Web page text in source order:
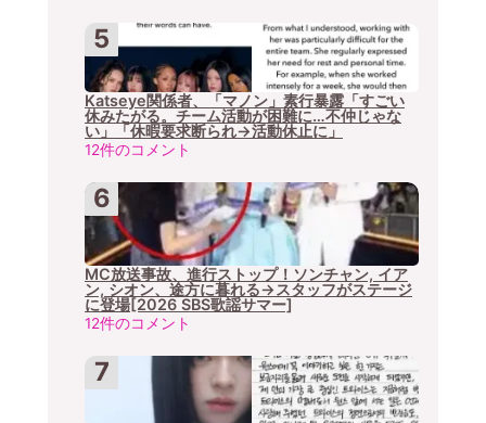
Katseye関係者、「マノン」素行暴露「すごい
休みたがる。チーム活動が困難に…不仲じゃな
い」「休暇要求断られ→活動休止に」
12件のコメント
MC放送事故、進行ストップ！ソンチャン, イア
ン, シオン、途方に暮れる→スタッフがステージ
に登場[2026 SBS歌謡サマー]
12件のコメント